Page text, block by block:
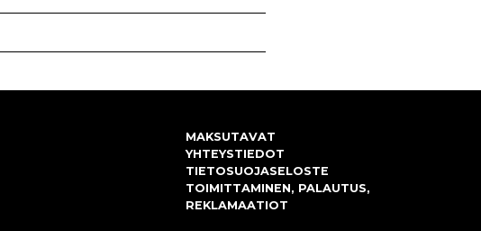
MAKSUTAVAT
YHTEYSTIEDOT
TIETOSUOJASELOSTE
TOIMITTAMINEN, PALAUTUS,
REKLAMAATIOT